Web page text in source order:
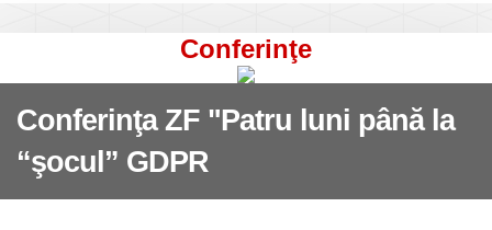
Conferinţe
Conferinţa ZF "Patru luni până la
“şocul” GDPR